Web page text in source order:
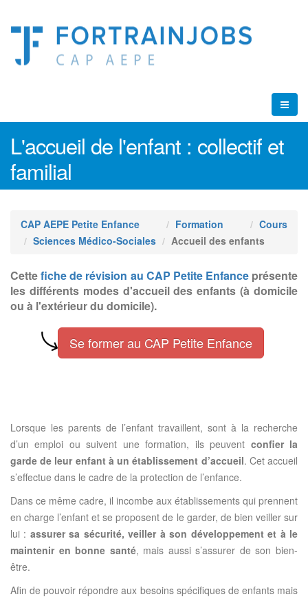
L'accueil de l'enfant : collectif et
familial
CAP AEPE Petite Enfance Formation
Cours
Sciences Médico-Sociales
Accueil des enfants
Cettefiche de révision au CAP Petite Enfanceprésente
les différents modes d'accueil des enfants (à domicile
ou à l'extérieur du domicile).
Se former au CAP Petite Enfance
Lorsque les parents de l’enfant travaillent, sont à la recherche
d’un emploi ou suivent une formation, ils peuvent confier la
garde de leur enfant à un établissement d’accueil. Cet accueil
s’effectue dans le cadre de la protection de l’enfance.
Dans ce même cadre, il incombe aux établissements qui prennent
en charge l’enfant et se proposent de le garder, de bien veiller sur
lui : assurer sa sécurité, veiller à son développement et à le
maintenir en bonne santé, mais aussi s’assurer de son bien-
être.
Afin de pouvoir répondre aux besoins spécifiques de enfants mais